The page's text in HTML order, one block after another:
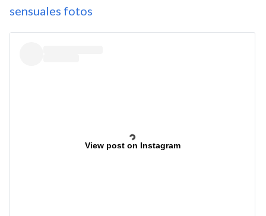
sensuales fotos
View post on Instagram